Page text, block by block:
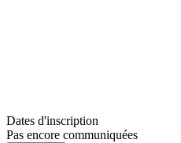
Dates d'inscription
Pas encore communiquées